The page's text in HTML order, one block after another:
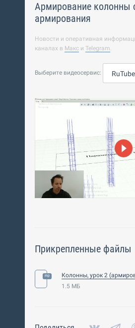
Армирование колонны
армирования
Новости и оперативная
каналах в Макс и Telegram.
Выберите видеосервис: RuTube
Прикрепленные файлы
Колонны, урок 2
1.5 МБ